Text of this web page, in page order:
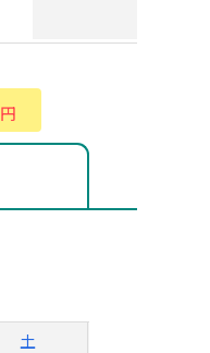
円
土